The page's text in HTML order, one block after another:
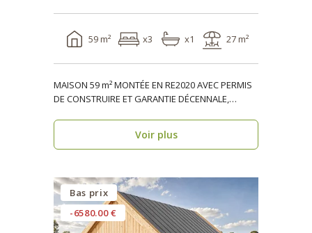
59 m² x3 x1 27 m²
MAISON 59 m² MONTÉE EN RE2020 AVEC PERMIS
DE CONSTRUIRE ET GARANTIE DÉCENNALE,
Voir plus
Bas prix
-6580.00 €